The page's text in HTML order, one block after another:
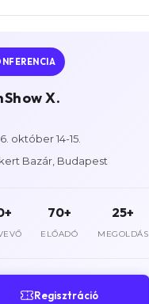
X.
október 14-15.
Bazár, Budapest
70+
ELŐADÓ
25+
MEGOLDÁS
Regisztráció